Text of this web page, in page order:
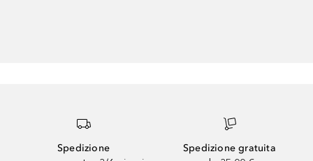
Spedizione
Spedizione gratuita